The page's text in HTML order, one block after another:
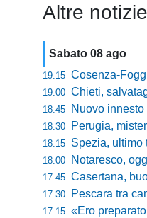
Altre notizie
Sabato 08 ago
19:15 Cosenza-
19:00 Chieti, salvataggio in
18:45 Nuovo innesto
18:30 Perugia, mister
18:15 Spezia, ultimo test
18:00 Notaresco, oggi il test
17:45 Casertana, buone
17:30 Pescara tra campo e
17:15 «Ero preparato a tutto